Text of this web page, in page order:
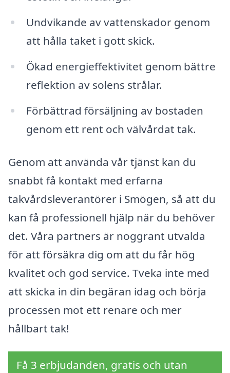
Undvikande av vattenskador genom
att hålla taket i gott skick.
Ökad energieffektivitet genom bättre
reflektion av solens strålar.
Förbättrad försäljning av bostaden
genom ett rent och välvårdat tak.
Genom att använda vår tjänst kan du
snabbt få kontakt med erfarna
takvårdsleverantörer i Smögen, så att du
kan få professionell hjälp när du behöver
det. Våra partners är noggrant utvalda
för att försäkra dig om att du får hög
kvalitet och god service. Tveka inte med
att skicka in din begäran idag och börja
processen mot ett renare och mer
hållbart tak!
Få 3 erbjudanden, gratis och utan